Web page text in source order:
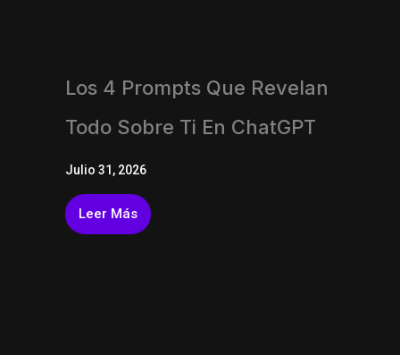
Los 4 Prompts Que Revelan
Todo Sobre Ti En ChatGPT
Julio 31, 2026
Leer Más